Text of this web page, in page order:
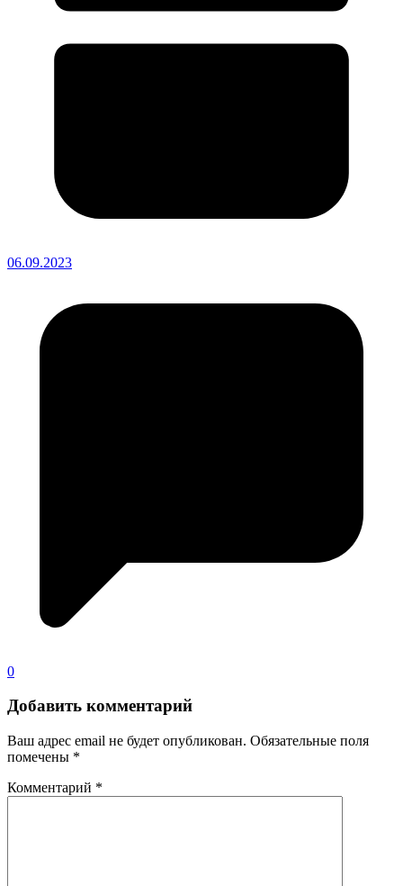
06.09.2023
0
Добавить комментарий
Ваш адрес email не будет опубликован. Обязательные поля
помечены *
Комментарий *